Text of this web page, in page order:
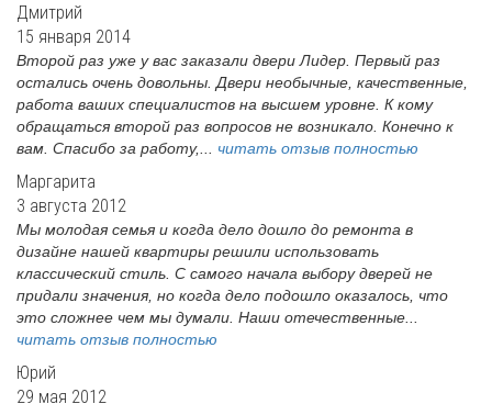
Дмитрий
15 января 2014
Второй раз уже у вас заказали двери Лидер. Первый раз
остались очень довольны. Двери необычные, качественные,
работа ваших специалистов на высшем уровне. К кому
обращаться второй раз вопросов не возникало. Конечно к
вам. Спасибо за работу,... читать отзыв полностью
Маргарита
3 августа 2012
Мы молодая семья и когда дело дошло до ремонта в
дизайне нашей квартиры решили использовать
классический стиль. С самого начала выбору дверей не
придали значения, но когда дело подошло оказалось, что
это сложнее чем мы думали. Наши отечественные...
читать отзыв полностью
Юрий
29 мая 2012